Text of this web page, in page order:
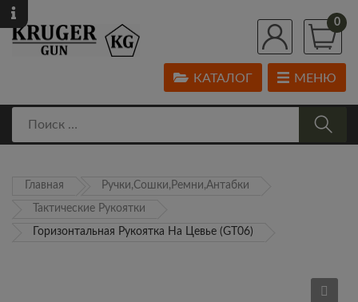
0
МЕНЮ
КАТАЛОГ
Главная Ручки,Сошки,Ремни,Антабки
Тактические Рукоятки
Горизонтальная Рукоятка На Цевье (GT06)